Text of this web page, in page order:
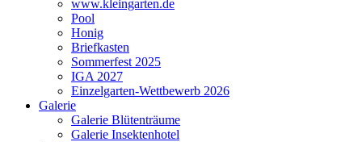
www.kleingarten.de
Pool
Honig
Briefkasten
Sommerfest 2025
IGA 2027
Einzelgarten-Wettbewerb 2026
Galerie
Galerie Blütenträume
Galerie Insektenhotel